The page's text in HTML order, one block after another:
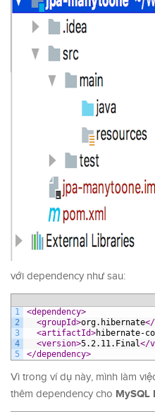
với dependency như sau:
1
2
3
4
5
<dependency>
<groupId>org.hibernate
<artifactId>hibernate-
<version>5.2.11.Final</
</dependency>
Vì trong ví dụ này, mình làm
thêm dependency cho MySQL